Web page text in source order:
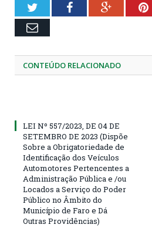
TwitterFacebookGoogle+
Email
CONTEÚDO RELACIONADO
LEI Nº 557/2023, DE 04 DE
SETEMBRO DE 2023 (Dispõe
Sobre a Obrigatoriedade de
Identificação dos Veículos
Automotores Pertencentes a
Administração Pública e /ou
Locados a Serviço do Poder
Público no Âmbito do
Município de Faro e Dá
Outras Providências)